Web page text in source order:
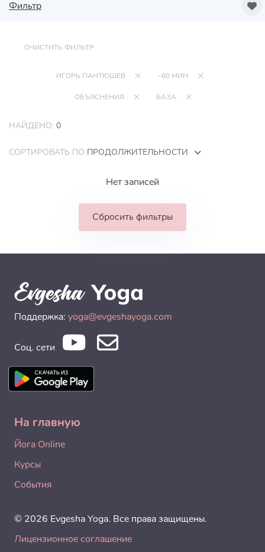
Фильтр
ОЧИСТИТЬ ФИЛЬТР
ИГОРЬ ПАНТЮШЕВ ~60 МИН
ОБЪЯСНЕНИЯ БАЗА
НАЙДЕНО: 0
СОРТИРОВАТЬ ПО ПРОДОЛЖИТЕЛЬНОСТИ
Нет записей
Сбросить фильтры
Поддержка: yoga@evgeshayoga.com
Соц. сети
На главную
Йога Online
Курсы
События
© 2026 Evgesha Yoga. Все права защищены.
Лицензионное соглашение